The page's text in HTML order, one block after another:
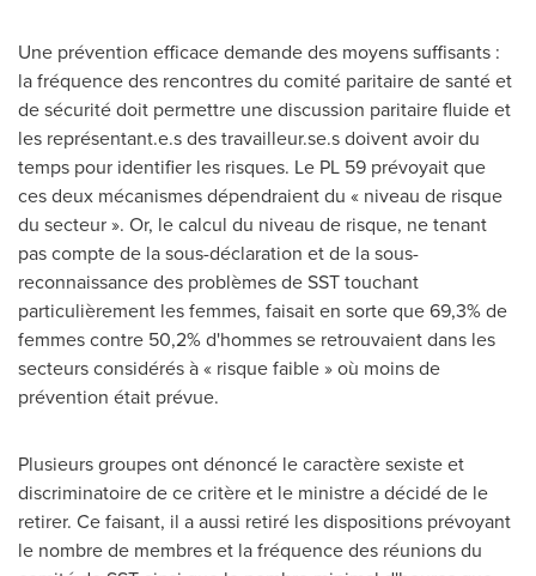
Une prévention efficace demande des moyens suffisants :
la fréquence des rencontres du comité paritaire de santé et
de sécurité doit permettre une discussion paritaire fluide et
les représentant.e.s des travailleur.se.s doivent avoir du
temps pour identifier les risques. Le PL 59 prévoyait que
ces deux mécanismes dépendraient du « niveau de risque
du secteur ». Or, le calcul du niveau de risque, ne tenant
pas compte de la sous-déclaration et de la sous-
reconnaissance des problèmes de SST touchant
particulièrement les femmes, faisait en sorte que 69,3% de
femmes contre 50,2% d'hommes se retrouvaient dans les
secteurs considérés à « risque faible » où moins de
prévention était prévue.
Plusieurs groupes ont dénoncé le caractère sexiste et
discriminatoire de ce critère et le ministre a décidé de le
retirer. Ce faisant, il a aussi retiré les dispositions prévoyant
le nombre de membres et la fréquence des réunions du